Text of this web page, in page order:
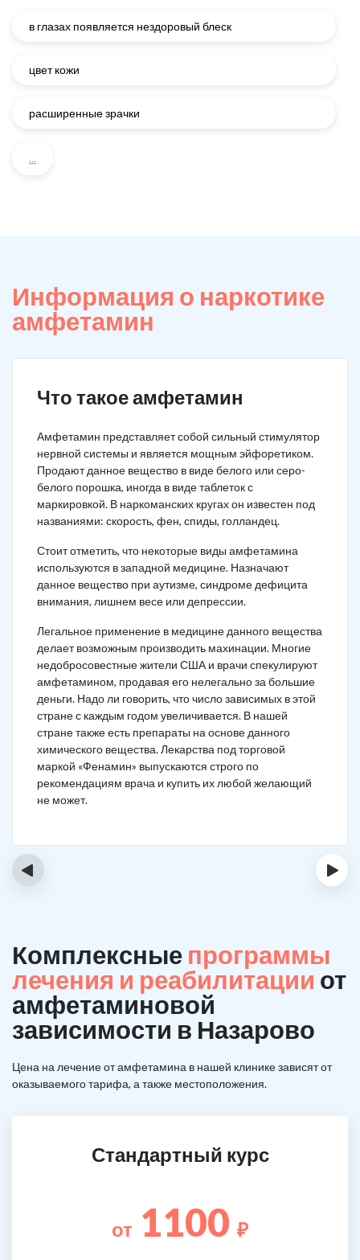
в глазах появляется нездоровый блеск
цвет кожи
расширенные зрачки
...
Информация о наркотике
амфетамин
Что такое амфетамин
Амфетамин представляет собой сильный стимулятор
нервной системы и является мощным эйфоретиком.
Продают данное вещество в виде белого или серо-
белого порошка, иногда в виде таблеток с
маркировкой. В наркоманских кругах он известен под
названиями: скорость, фен, спиды, голландец.
Стоит отметить, что некоторые виды амфетамина
используются в западной медицине. Назначают
данное вещество при аутизме, синдроме дефицита
внимания, лишнем весе или депрессии.
Легальное применение в медицине данного вещества
делает возможным производить махинации. Многие
недобросовестные жители США и врачи спекулируют
амфетамином, продавая его нелегально за большие
деньги. Надо ли говорить, что число зависимых в этой
стране с каждым годом увеличивается. В нашей
стране также есть препараты на основе данного
химического вещества. Лекарства под торговой
маркой «Фенамин» выпускаются строго по
рекомендациям врача и купить их любой желающий
не может.
‹ ›
Комплексные программы
лечения и реабилитации от
амфетаминовой
зависимости в Назарово
Цена на лечение от амфетамина в нашей клинике зависят от
оказываемого тарифа, а также местоположения.
Стандартный курс
от 1100 ₽